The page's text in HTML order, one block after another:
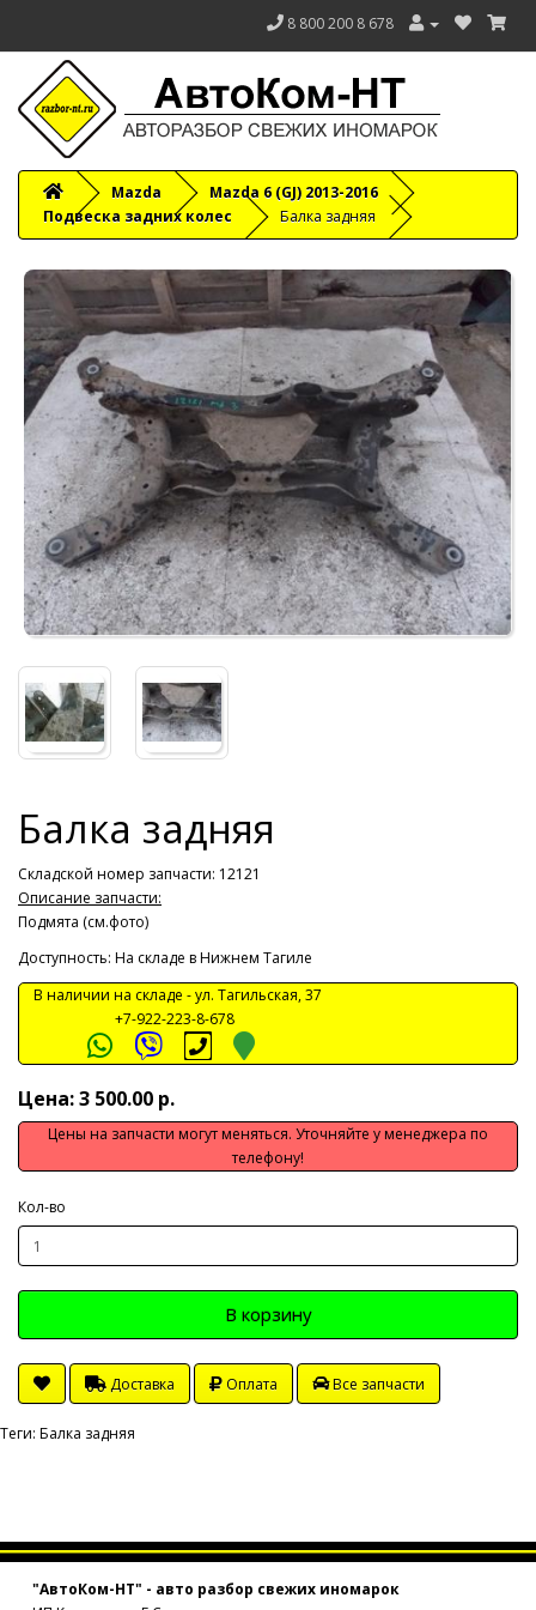
8 800 200 8 678
Mazda
Mazda 6 (GJ) 2013-2016
Подвеска задних колес
Балка задняя
Балка задняя
Складской номер запчасти: 12121
Описание запчасти:
Подмята (см.фото)
Доступность: На складе в Нижнем Тагиле
В наличии на складе -ул. Тагильская, 37
+7-922-223-8-678
Цена: 3 500.00 р.
Цены на запчасти могут меняться. Уточняйте у менеджера по
телефону!
Кол-во
В корзину
Доставка Оплата Все запчасти
Теги: Балка задняя
"АвтоКом-НТ" - авто разбор свежих иномарок